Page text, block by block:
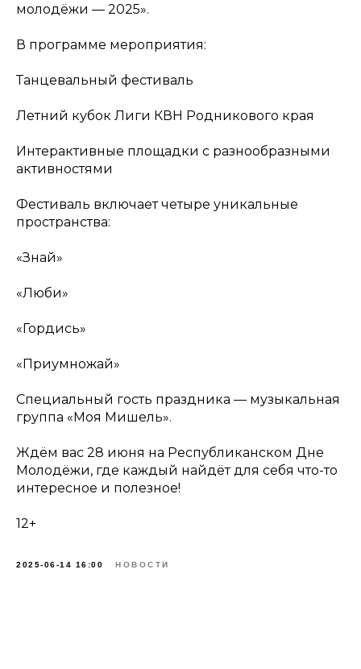
молодёжи — 2025».
В программе мероприятия:
Танцевальный фестиваль
Летний кубок Лиги КВН Родникового края
Интерактивные площадки с разнообразными
активностями
Фестиваль включает четыре уникальные
пространства:
«Знай»
«Люби»
«Гордись»
«Приумножай»
Специальный гость праздника — музыкальная
группа «Моя Мишель».
Ждём вас 28 июня на Республиканском Дне
Молодёжи, где каждый найдёт для себя что-то
интересное и полезное!
12+
2025-06-14 16:00 НОВОСТИ